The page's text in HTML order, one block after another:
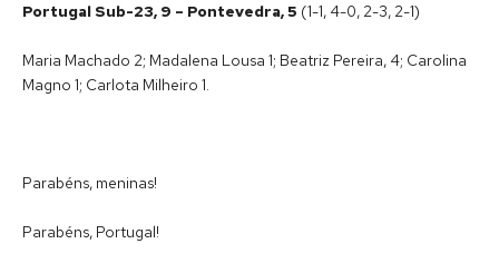
Portugal Sub-23, 9 – Pontevedra, 5 (1-1, 4-0, 2-3, 2-1)
Maria Machado 2; Madalena Lousa 1; Beatriz Pereira, 4; Carolina
Magno 1; Carlota Milheiro 1.
Parabéns, meninas!
Parabéns, Portugal!